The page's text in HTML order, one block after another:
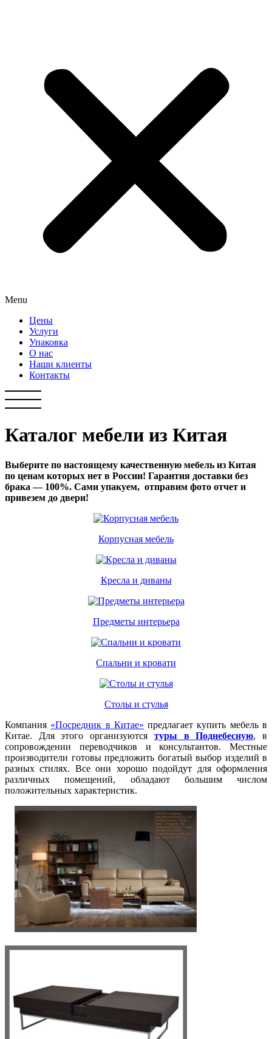
Menu
Цены
Услуги
Упаковка
О нас
Наши клиенты
Контакты
Каталог мебели из Китая
Выберите по настоящему качественную мебель из Китая
по ценам которых нет в России! Гарантия доставки без
брака — 100%. Сами упакуем, отправим фото отчет и
привезем до двери!
Корпусная мебель
Кресла и диваны
Предметы интерьера
Спальни и кровати
Столы и стулья
Компания «Посредник в Китае» предлагает купить мебель в
Китае. Для этого организуются туры в Поднебесную, в
сопровождении переводчиков и консультантов. Местные
производители готовы предложить богатый выбор изделий в
разных стилях. Все они хорошо подойдут для оформления
различных помещений, обладают большим числом
положительных характеристик.